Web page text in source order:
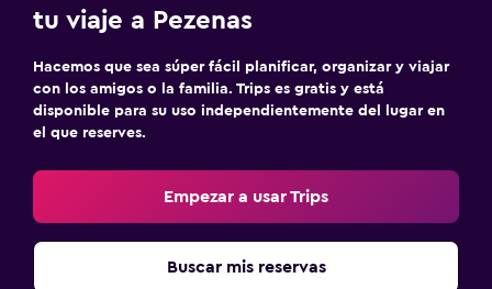
tu viaje a Pezenas
Hacemos que sea súper fácil planificar, organizar y viajar
con los amigos o la familia. Trips es gratis y está
disponible para su uso independientemente del lugar en
el que reserves.
Empezar a usar Trips
Buscar mis reservas